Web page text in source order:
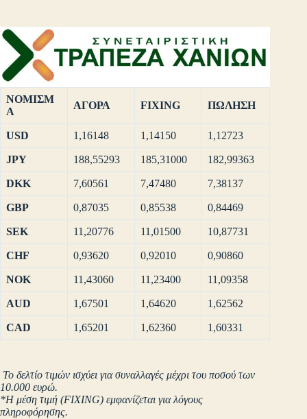
ΝΟΜΙΣΜ
Α
ΑΓΟΡΑ FIXING ΠΩΛΗΣΗ
USD 1,16148 1,14150 1,12723
JPY 188,55293 185,31000 182,99363
DKK 7,60561 7,47480 7,38137
GBP 0,87035 0,85538 0,84469
SEK 11,20776 11,01500 10,87731
CHF 0,93620 0,92010 0,90860
NOK 11,43060 11,23400 11,09358
AUD 1,67501 1,64620 1,62562
CAD 1,65201 1,62360 1,60331
Το δελτίο τιμών ισχύει για συναλλαγές μέχρι του ποσού των
10.000 ευρώ.
*Η μέση τιμή (FIXING) εμφανίζεται για λόγους
πληροφόρησης.